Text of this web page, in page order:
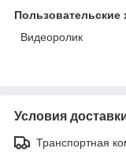
Пользовательские
Видеоролик
Условия
Транспортная